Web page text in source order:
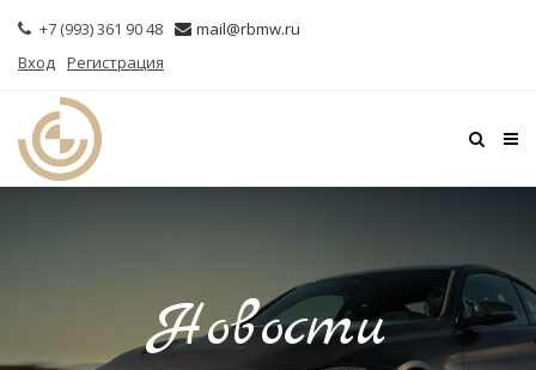
+7 (993) 361 90 48
mail@rbmw.ru
Вход Регистрация
Новости